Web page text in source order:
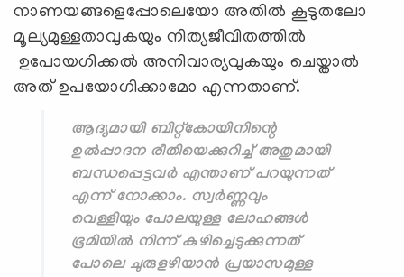
നാണയങ്ങളെപ്പോലെയോ അതിൽ കൂടുതലോ
മൂല്യമുള്ളതാവുകയും നിത്യജീവിതത്തില്‍
ഉപോയഗിക്കല്‍ അനിവാര്യവുകയും ചെയ്താല്‍
അത് ഉപയോഗിക്കാമോ എന്നതാണ്.
ആദ്യമായി ബിറ്റ്കോയിനിന്റെ
ഉല്‍പ്പാദന രീതിയെക്കുറിച്ച് അതുമായി
ബന്ധപ്പെട്ടവർ എന്താണ് പറയുന്നത്
എന്ന് നോക്കാം. സ്വര്‍ണ്ണവും
വെള്ളിയും പോലയുള്ള ലോഹങ്ങള്‍
ഭൂമിയിൽ നിന്ന് കുഴിച്ചെടുക്കുന്നത്
പോലെ ചുരുളഴിയാന്‍ പ്രയാസമുള്ള